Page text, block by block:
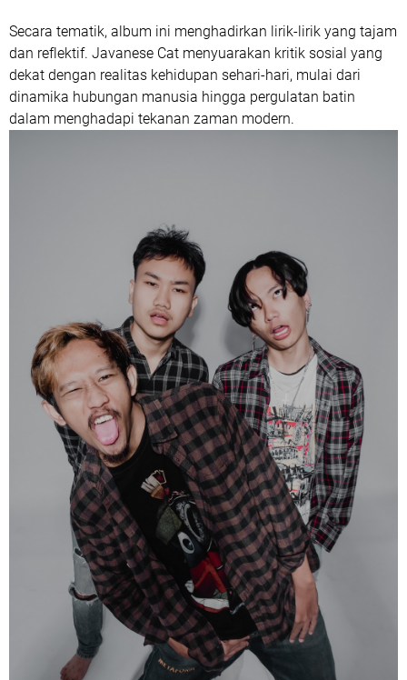
Secara tematik, album ini menghadirkan lirik-lirik yang tajam
dan reflektif. Javanese Cat menyuarakan kritik sosial yang
dekat dengan realitas kehidupan sehari-hari, mulai dari
dinamika hubungan manusia hingga pergulatan batin
dalam menghadapi tekanan zaman modern.